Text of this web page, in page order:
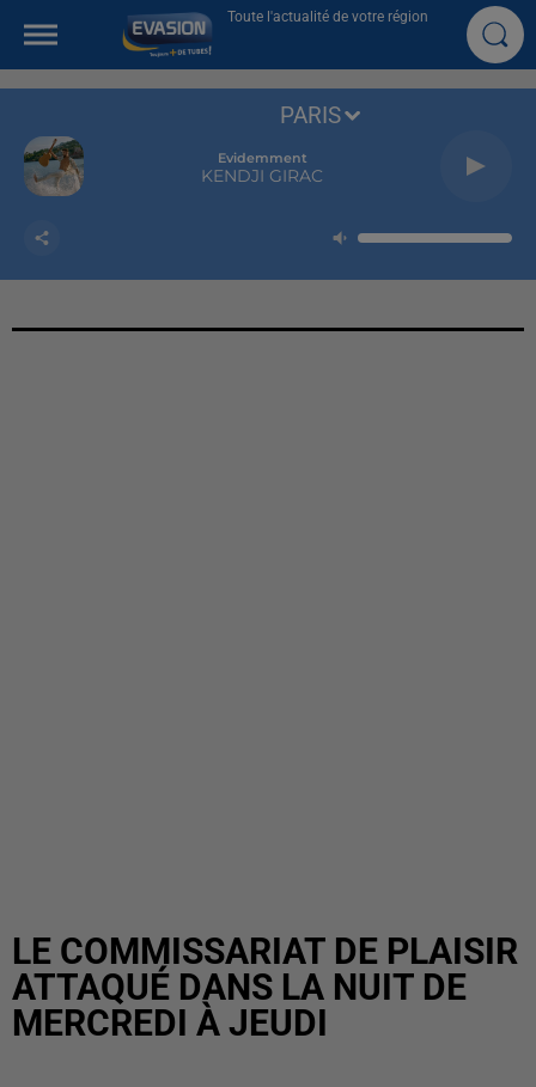
Toute l'actualité de votre région
Evidemment
KENDJI GIRAC
PARIS
LE COMMISSARIAT DE PLAISIR
ATTAQUÉ DANS LA NUIT DE
MERCREDI À JEUDI